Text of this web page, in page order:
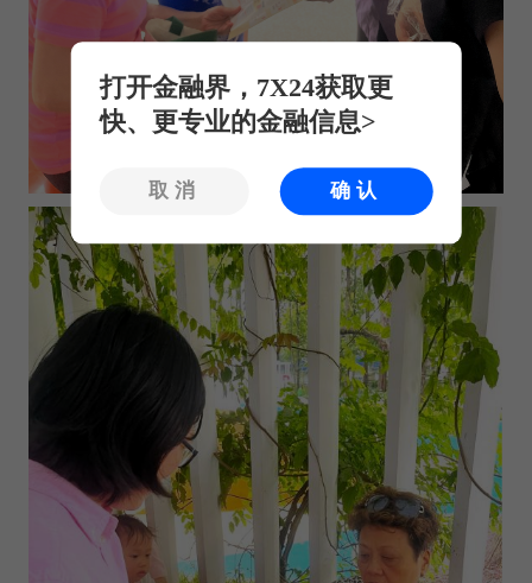
打开金融界，7X24获取更
快、更专业的金融信息>
取消 确认